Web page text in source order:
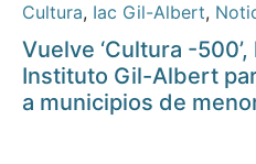
Cultura, Iac Gil-Albert,
Vuelve ‘Cultura -
Instituto Gil-Albert
a municipios de